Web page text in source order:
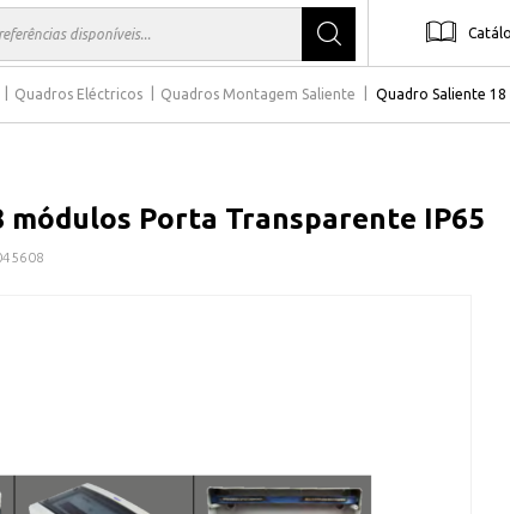
Quadros Eléctricos Quadros Montagem Saliente Quadro Saliente
módulos Porta Transparente IP65